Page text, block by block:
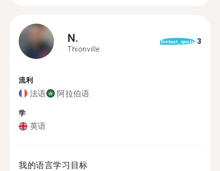
N.
Thionville
format_quote 3
流利
法语 阿拉伯语
学
英语
我的语言学习目标